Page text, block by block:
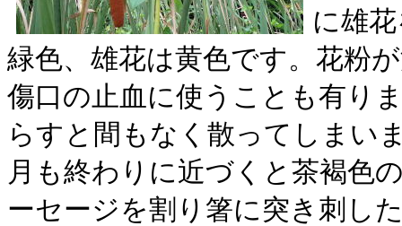
に雄
緑色、雄花は黄色です。花粉
傷口の止血に使うことも有り
らすと間もなく散ってしまい
月も終わりに近づくと茶褐色
ーセージを割り箸に突き刺し